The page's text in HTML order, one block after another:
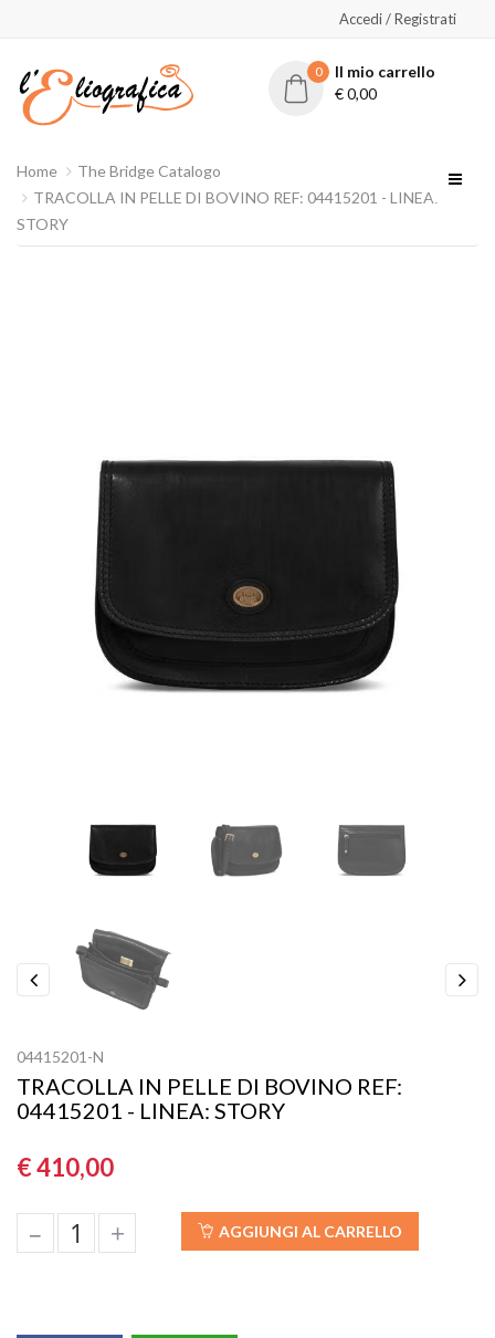
Accedi / Registrati
0
Il mio carrello
€0,00
Home
The Bridge Catalogo
TRACOLLA IN PELLE DI BOVINO REF: 04415201 - LINEA:
STORY
04415201-N
TRACOLLA IN PELLE DI BOVINO REF:
04415201 - LINEA: STORY
€ 410,00
– + AGGIUNGI AL CARRELLO